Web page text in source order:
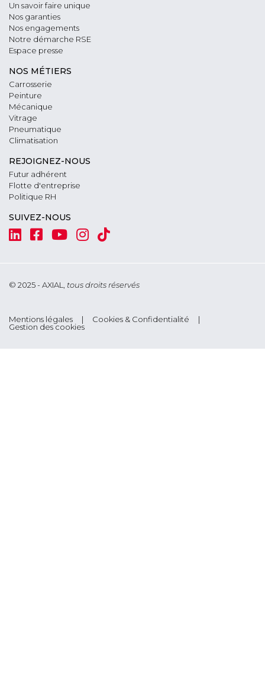
Un savoir faire unique
Nos garanties
Nos engagements
Notre démarche RSE
Espace presse
NOS MÉTIERS
Carrosserie
Peinture
Mécanique
Vitrage
Pneumatique
Climatisation
REJOIGNEZ-NOUS
Futur adhérent
Flotte d'entreprise
Politique RH
SUIVEZ-NOUS
© 2025 - AXIAL, tous droits réservés
Footer
Mentions légales
Cookies & Confidentialité
Gestion des cookies